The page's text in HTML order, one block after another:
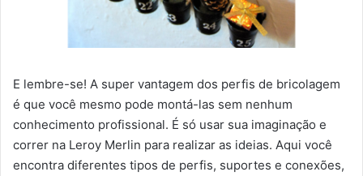
E lembre-se! A super vantagem dos perfis de bricolagem
é que você mesmo pode montá-las sem nenhum
conhecimento profissional. É só usar sua imaginação e
correr na Leroy Merlin para realizar as ideias. Aqui você
encontra diferentes tipos de perfis, suportes e conexões,